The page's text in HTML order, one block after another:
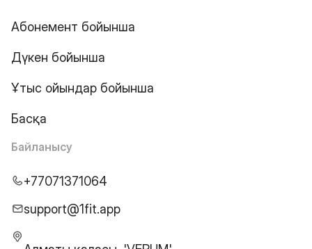
Абонемент бойынша
Дүкен бойынша
Ұтыс ойындар бойынша
Басқа
Байланысу
+77071371064
support@1fit.app